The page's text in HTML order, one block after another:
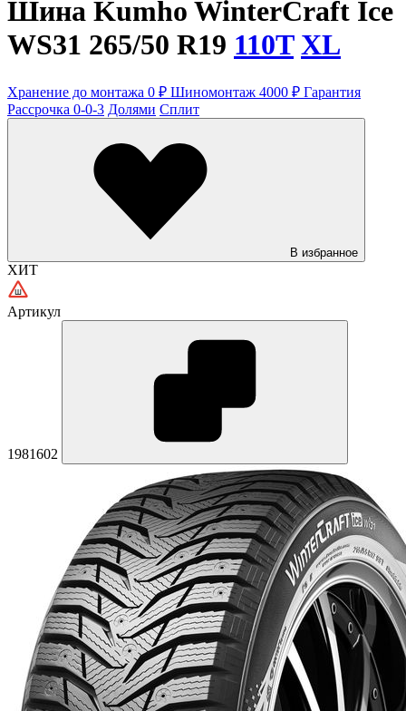
Шина Kumho WinterCraft Ice
WS31 265/50 R19 110T XL
Хранение до монтажа 0 ₽ Шиномонтаж 4000 ₽ Гарантия
Рассрочка 0-0-3 Долями Сплит
В избранное
ХИТ
Артикул
1981602